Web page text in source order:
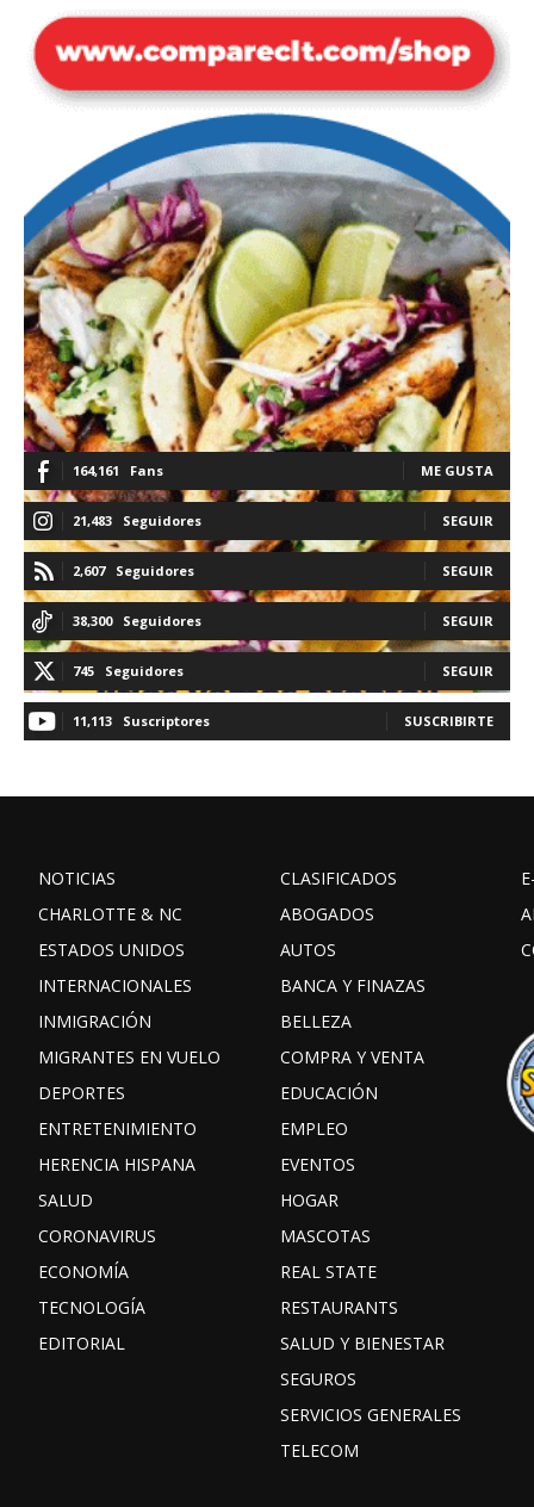
164,161 Fans ME GUSTA
21,483 Seguidores SEGUIR
2,607 Seguidores SEGUIR
38,300 Seguidores SEGUIR
745 Seguidores SEGUIR
11,113 Suscriptores SUSCRIBIRTE
NOTICIAS
CHARLOTTE & NC
ESTADOS UNIDOS
INTERNACIONALES
INMIGRACIÓN
MIGRANTES EN VUELO
DEPORTES
ENTRETENIMIENTO
HERENCIA HISPANA
SALUD
CORONAVIRUS
ECONOMÍA
TECNOLOGÍA
EDITORIAL
CLASIFICADOS
ABOGADOS
AUTOS
BANCA Y FINAZAS
BELLEZA
COMPRA Y VENTA
EDUCACIÓN
EMPLEO
EVENTOS
HOGAR
MASCOTAS
REAL STATE
RESTAURANTS
SALUD Y BIENESTAR
SEGUROS
SERVICIOS GENERALES
TELECOM